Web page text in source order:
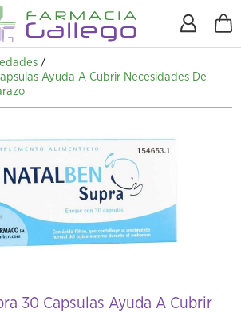
X
/
Ayuda A Cubrir Necesidades De
30 Capsulas Ayuda A Cubrir